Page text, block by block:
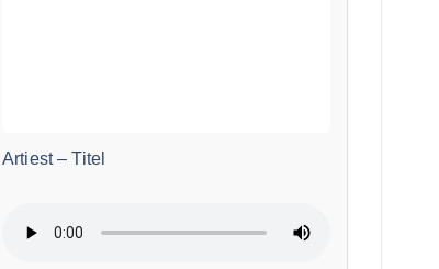
Artiest–Titel